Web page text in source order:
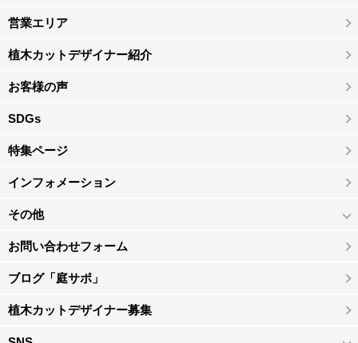
営業エリア
植木カットデザイナー紹介
お客様の声
SDGs
特集ページ
インフォメーション
その他
お問い合わせフォーム
ブログ「庭サポ」
植木カットデザイナー募集